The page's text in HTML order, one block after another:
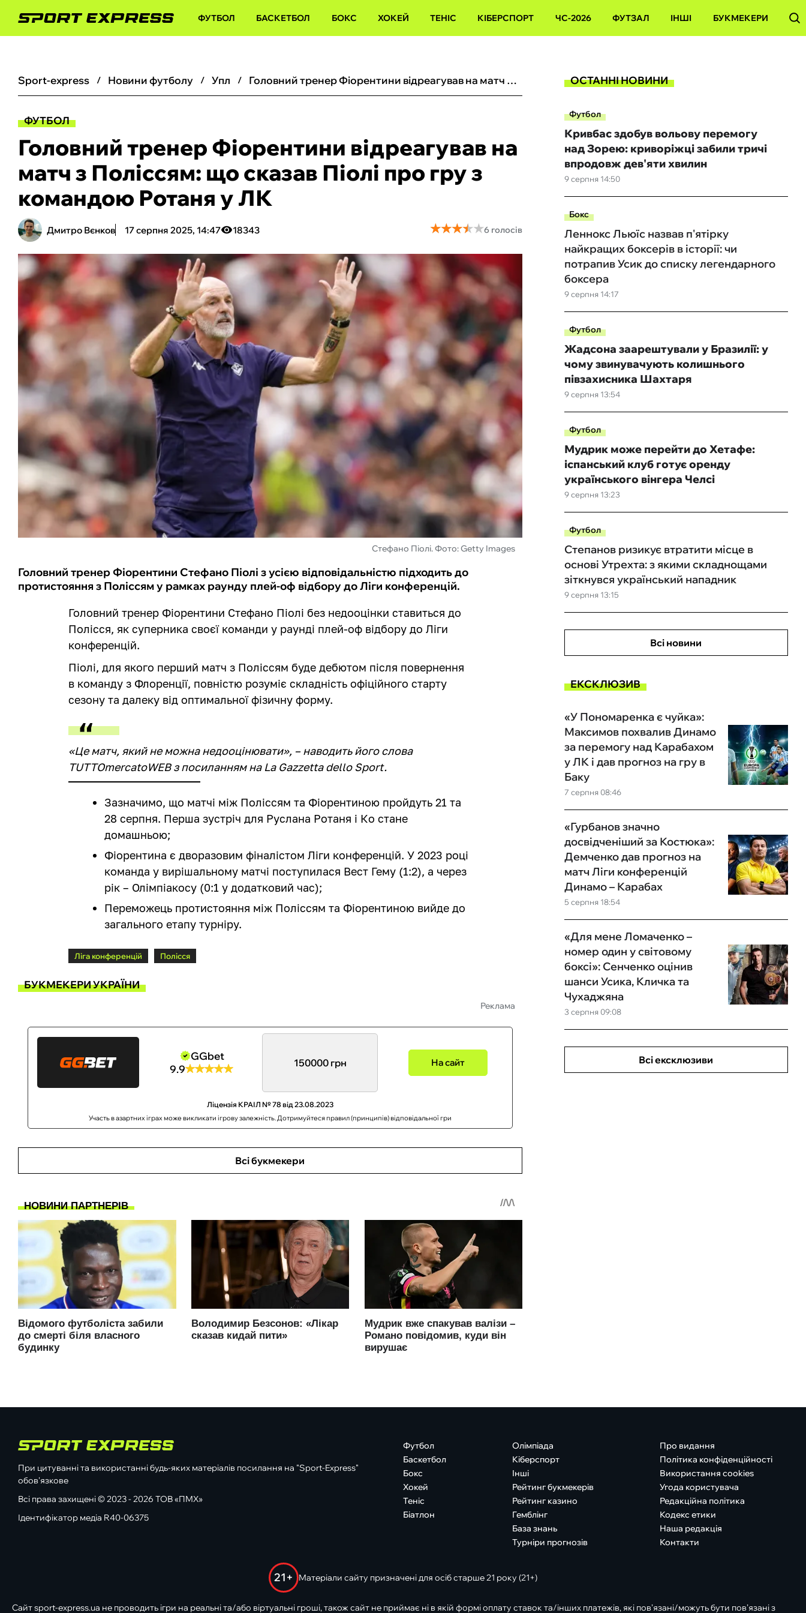
ФУТБОЛ БАСКЕТБОЛ БОКС ХОКЕЙ ТЕНІС КІБЕРСПОРТ ЧС-2026 ФУТЗАЛ ІНШІ БУКМЕКЕРИ
sport-express новини футболу упл Головний тренер Фіорентини відреагував на матч з Поліссям: що сказав Піолі про гру з командою Ротаня у ЛК
ФУТБОЛ
Головний тренер Фіорентини відреагував на
матч з Поліссям: що сказав Піолі про гру з
командою Ротаня у ЛК
Дмитро Вєнков 17 серпня 2025, 14:47 18343 ★★★★★
★★★★★6 голосів
Стефано Піолі. Фото: Getty Images
Головний тренер Фіорентини Стефано Піолі з усією відповідальністю підходить до
протистояння з Поліссям у рамках раунду плей-оф відбору до Ліги конференцій.
Головний тренер Фіорентини Стефано Піолі без недооцінки ставиться до
Полісся, як суперника своєї команди у раунді плей-оф відбору до Ліги
конференцій.
Піолі, для якого перший матч з Поліссям буде дебютом після повернення
в команду з Флоренції, повністю розуміє складність офіційного старту
сезону та далеку від оптимальної фізичну форму.
«Це матч, який не можна недооцінювати», – наводить його слова
TUTTOmercatoWEB з посиланням на La Gazzetta dello Sport.
Зазначимо, що матчі між Поліссям та Фіорентиною пройдуть 21 та
28 серпня. Перша зустріч для Руслана Ротаня і Ко стане
домашньою;
Фіорентина є дворазовим фіналістом Ліги конференцій. У 2023 році
команда у вирішальному матчі поступилася Вест Гему (1:2), а через
рік – Олімпіакосу (0:1 у додатковий час);
Переможець протистояння між Поліссям та Фіорентиною вийде до
загального етапу турніру.
Ліга конференцій Полісся
БУКМЕКЕРИ УКРАЇНИ
Реклама
GGbet
9.9
150000 грн На сайт
Ліцензія КРАІЛ № 78 від 23.08.2023
Участь в азартних іграх може викликати ігрову залежність. Дотримуйтеся правил (принципів) відповідальної гри
Всі букмекери
ОСТАННІ НОВИНИ
Футбол
9 серпня 14:50
Кривбас здобув вольову перемогу
над Зорею: криворіжці забили тричі
впродовж дев'яти хвилин
Бокс
9 серпня 14:17
Леннокс Льюїс назвав п'ятірку
найкращих боксерів в історії: чи
потрапив Усик до списку легендарного
боксера
Футбол
9 серпня 13:54
Жадсона заарештували у Бразилії: у
чому звинувачують колишнього
півзахисника Шахтаря
Футбол
9 серпня 13:23
Мудрик може перейти до Хетафе:
іспанський клуб готує оренду
українського вінгера Челсі
Футбол
9 серпня 13:15
Степанов ризикує втратити місце в
основі Утрехта: з якими складнощами
зіткнувся український нападник
Всі новини
ЕКСКЛЮЗИВ
7 серпня 08:46
«У Пономаренка є чуйка»:
Максимов похвалив Динамо
за перемогу над Карабахом
у ЛК і дав прогноз на гру в
Баку
5 серпня 18:54
«Гурбанов значно
досвідченіший за Костюка»:
Демченко дав прогноз на
матч Ліги конференцій
Динамо – Карабах
3 серпня 09:08
«Для мене Ломаченко –
номер один у світовому
боксі»: Сенченко оцінив
шанси Усика, Кличка та
Чухаджяна
Всі ексклюзиви
При цитуванні та використанні будь-яких матеріалів посилання на "Sport-Express"
обов'язкове
Всі права захищені © 2023 - 2026 ТОВ «ПМХ»
Ідентифікатор медіа R40-06375
Футбол
Баскетбол
Бокс
Хокей
Теніс
Біатлон
Олімпіада
Кіберспорт
Інші
Рейтинг букмекерів
Рейтинг казино
Гемблінг
База знань
Турніри прогнозів
Про видання
Політика конфіденційності
Використання cookies
Угода користувача
Редакційна політика
Кодекс етики
Наша редакція
Контакти
21+ Матеріали сайту призначені для осіб старше 21 року (21+)
Сайт sport-express.ua не проводить ігри на реальні та/або віртуальні гроші, також сайт не приймає ні в якій формі оплату ставок та/інших платежів, які пов’язані/можуть бути пов’язані з